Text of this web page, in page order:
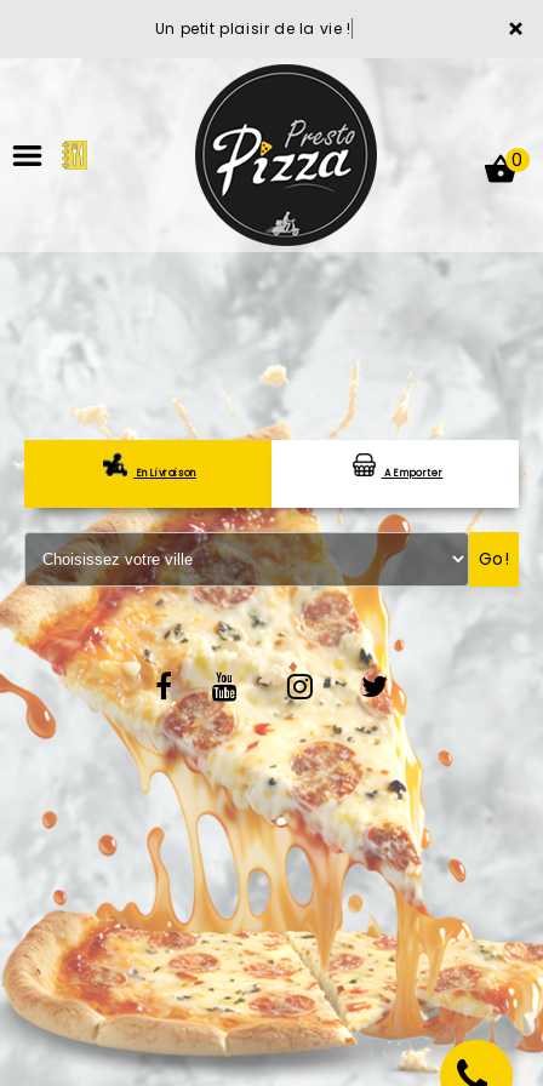
×
Un petit plaisir de la vie !
ACCUEIL
LA CARTE
VOTRE COMPTE
NOTRE RESTAURANT
VOS AVIS
MENTIONS LÉGALES
C.G.V
0
En Livraison A Emporter
Go!